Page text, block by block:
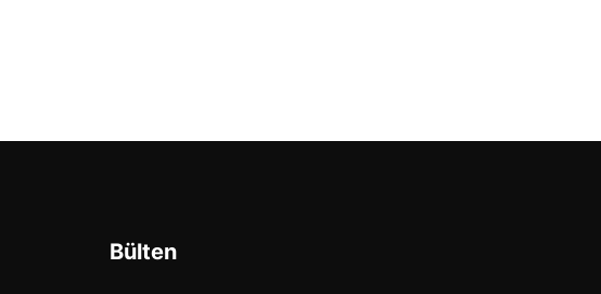
Bülten